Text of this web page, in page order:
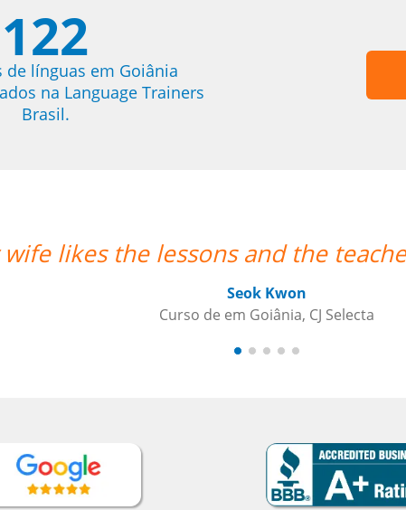
122
de línguas em Goiânia
na Language Trainers
Brasil.
punctuality.””